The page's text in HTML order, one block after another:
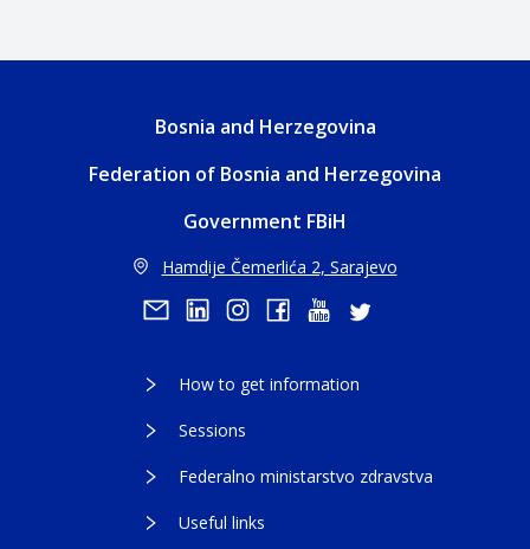
Bosnia and Herzegovina
Federation of Bosnia and Herzegovina
Government FBiH
Hamdije Čemerlića 2, Sarajevo
How to get information
Sessions
Federalno ministarstvo zdravstva
Useful links